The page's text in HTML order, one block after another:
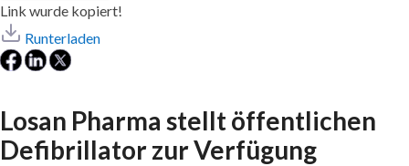
Link wurde kopiert!
Runterladen
Losan Pharma stellt öffentlichen
Defibrillator zur Verfügung